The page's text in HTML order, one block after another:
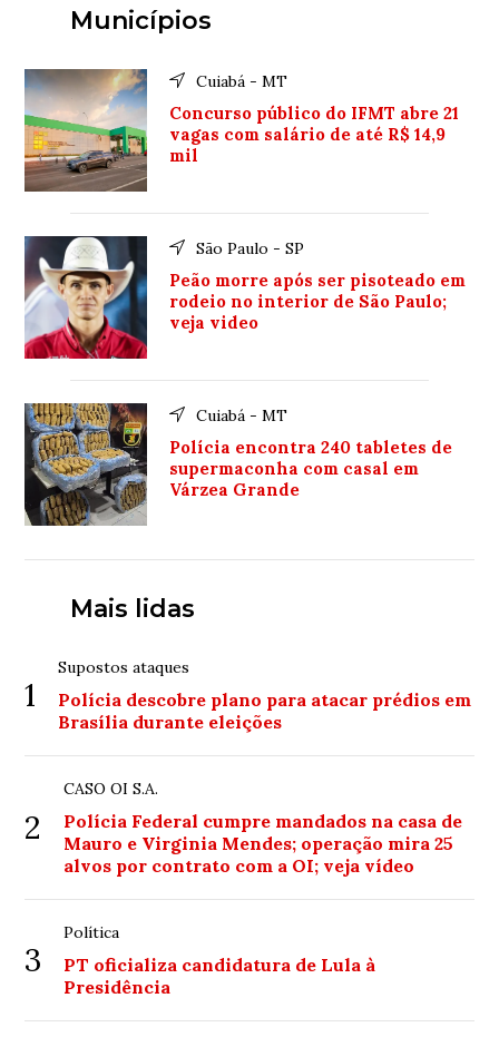
Municípios
Cuiabá - MT
Concurso público do IFMT abre 21
vagas com salário de até R$ 14,9
mil
São Paulo - SP
Peão morre após ser pisoteado em
rodeio no interior de São Paulo;
veja video
Cuiabá - MT
Polícia encontra 240 tabletes de
supermaconha com casal em
Várzea Grande
Mais lidas
1
Supostos ataques
Polícia descobre plano para atacar prédios em
Brasília durante eleições
2
CASO OI S.A.
Polícia Federal cumpre mandados na casa de
Mauro e Virginia Mendes; operação mira 25
alvos por contrato com a OI; veja vídeo
3
Política
PT oficializa candidatura de Lula à
Presidência